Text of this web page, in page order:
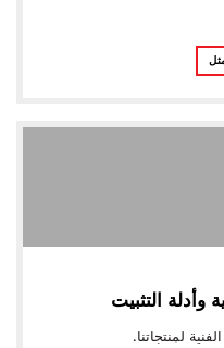
وأدلة التثبيت
لمنتجاتنا.